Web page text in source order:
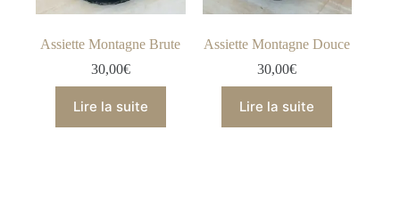
Assiette Montagne Brute
30,00€
Lire la suite
Assiette Montagne Douce
30,00€
Lire la suite